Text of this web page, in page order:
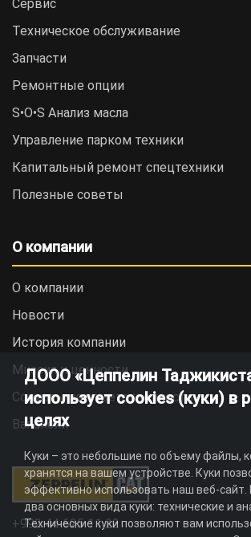
Сервис
Техническое обслуживание
Запчасти
Ремонтные опции
S•O•S Анализ масла
Управление парком техники
Капитальный ремонт спецтехники
Полезные советы
О компании
О компании
Новости
История компании
Миссия и ценности
Социальная ответственность
Вакансии
+992 44 625 11 22
ДООО «Цеппелин
использует cookies (куки) в
целях
Куки – это небольшие по объему файлы,
хранятся на вашем устройстве. Куки
эффективно использовать наш веб-
два основных вида куки: технические и
Технические куки позволяют вам